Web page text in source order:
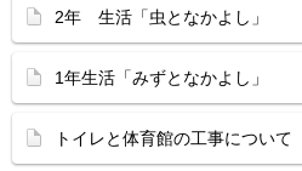
2年 生活「虫となかよし」
1年生活「みずとなかよし」
トイレと体育館の工事について